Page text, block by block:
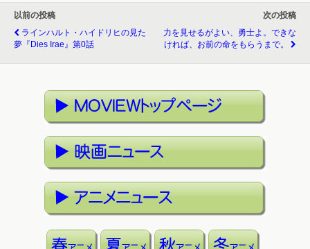
以前の投稿
ラインハルト・ハイドリヒの見た
夢『Dies Irae』第0話
次の投稿
力を見せるがよい、勇士よ。できな
ければ、お前の命をもらうまで。